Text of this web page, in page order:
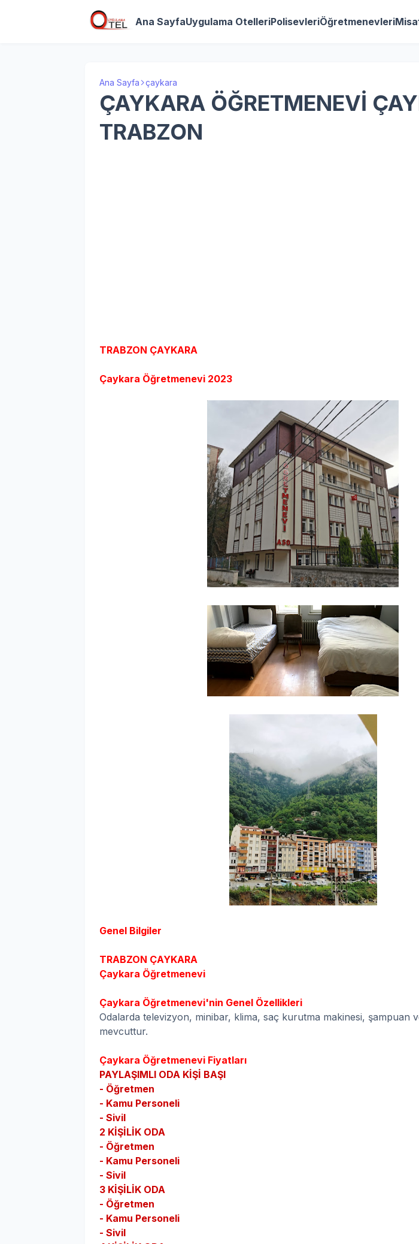
Ana SayfaUygulama OtelleriPolisevleriÖğretmenevleri
Ana Sayfa çaykara
ÇAYKARA ÖĞRETMENEVİ
TRABZON
TRABZON ÇAYKARA
Çaykara Öğretmenevi 2023
Genel Bilgiler
TRABZON ÇAYKARA
Çaykara Öğretmenevi
Çaykara Öğretmenevi'nin Genel Özellikleri
Odalarda televizyon, minibar, klima, saç kurutma makinesi, şampuan
mevcuttur.
Çaykara Öğretmenevi Fiyatları
PAYLAŞIMLI ODA KİŞİ BAŞI
- Öğretmen
- Kamu Personeli
- Sivil
2 KİŞİLİK ODA
- Öğretmen
- Kamu Personeli
- Sivil
3 KİŞİLİK ODA
- Öğretmen
- Kamu Personeli
- Sivil